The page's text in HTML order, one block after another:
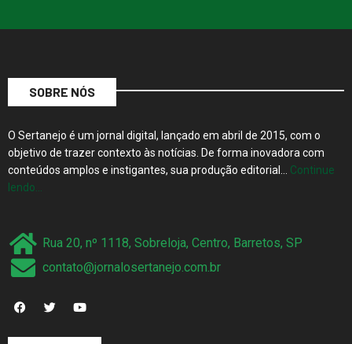
SOBRE NÓS
O Sertanejo é um jornal digital, lançado em abril de 2015, com o
objetivo de trazer contexto às notícias. De forma inovadora com
conteúdos amplos e instigantes, sua produção editorial… Continue
lendo…
Rua 20, nº 1118, Sobreloja, Centro, Barretos, SP
contato@jornalosertanejo.com.br